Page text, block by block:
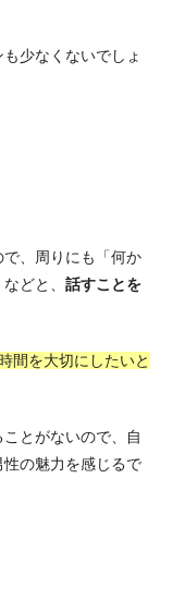
少なくないでしょ
、周りにも「何か
どと、 話すことを
間を大切にしたいと
とがないので、自
の魅力を感じるで